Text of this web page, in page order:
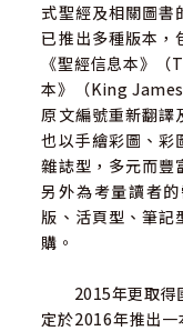
式聖經及相關圖書
已推出多種版本，
《聖經信息本》
本》（King
原文編號重新翻譯
也以手繪彩圖、彩
雜誌型，多元而豐
另外為考量讀者
版、活頁型、筆記
購。
2015年更取得
定於2016年推出